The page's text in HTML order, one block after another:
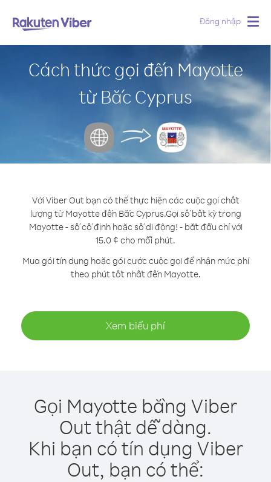
Đăng nhập
Cách thức gọi đến Mayotte
từ Bắc Cyprus
Với Viber Out bạn có thể thực hiện các cuộc gọi chất
lượng từ Mayotte đến Bắc Cyprus.Gọi số bất kỳ trong
Mayotte - số cố định hoặc số di động! - bắt đầu chỉ với
15.0 ¢ cho mỗi phút.
Mua gói tín dụng hoặc gói cước cuộc gọi để nhận mức phí
theo phút tốt nhất đến Mayotte.
Xem biểu phí
Gọi Mayotte bằng Viber
Out thật dễ dàng.
Khi bạn có tín dụng Viber
Out, bạn có thể: